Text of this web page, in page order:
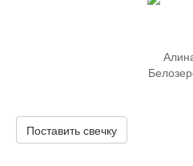
Поставить свечку